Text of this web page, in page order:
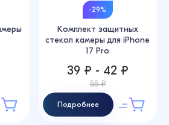
-29%
Комплект защитных
стекол камеры для iPhone
17 Pro
39 ₽ - 42 ₽
55 ₽
Подробнее